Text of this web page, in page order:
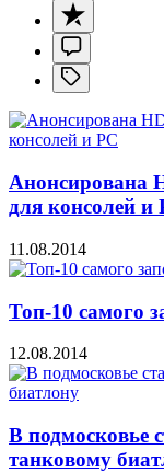
Анонсирована
для консолей и
11.08.2014
Топ-10 самого
12.08.2014
В подмосковье
танковому